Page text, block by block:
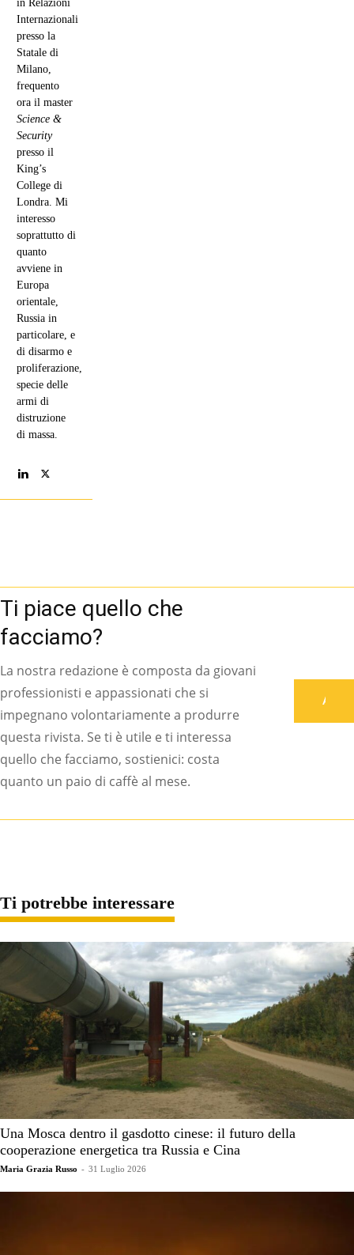
in Relazioni
Internazionali
presso la
Statale di
Milano,
frequento
ora il master
Science &
Security
presso il
King’s
College di
Londra. Mi
interesso
soprattutto di
quanto
avviene in
Europa
orientale,
Russia in
particolare, e
di disarmo e
proliferazione,
specie delle
armi di
distruzione
di massa.
Ti piace quello che
facciamo?
La nostra redazione è composta da giovani
professionisti e appassionati che si
impegnano volontariamente a produrre
questa rivista. Se ti è utile e ti interessa
quello che facciamo, sostienici: costa
quanto un paio di caffè al mese.
Ti potrebbe interessare
Una Mosca dentro il gasdotto cinese: il futuro della
cooperazione energetica tra Russia e Cina
Maria Grazia Russo - 31 Luglio 2026